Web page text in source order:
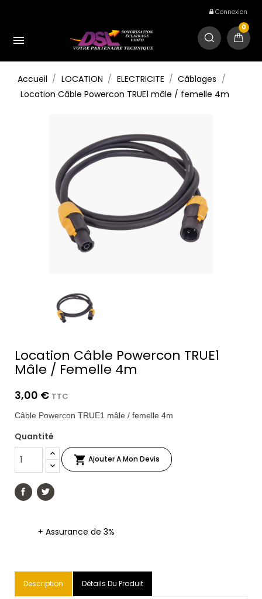
Connexion

0
Accueil LOCATION ELECTRICITE
Câblages
Location Câble Powercon TRUE1 mâle / femelle 4m
Location Câble Powercon TRUE1
Mâle / Femelle 4m
3,00 € TTC
Câble Powercon TRUE1 mâle / femelle 4m
Quantité
 Ajouter A Mon Devis
+ Assurance de 3%
Description Détails Du Produit